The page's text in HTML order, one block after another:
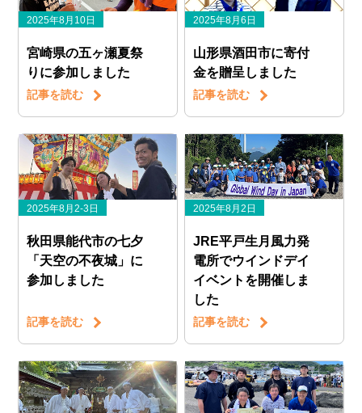
2025年8月10日
宮崎県の五ヶ瀬夏祭
りに参加しました
記事を読む
2025年8月6日
山形県酒田市に寄付
金を贈呈しました
記事を読む
2025年8月2-3日
秋田県能代市の七夕
「天空の不夜城」に
参加しました
記事を読む
2025年8月2日
JRE平戸生月風力発
電所でウインドデイ
イベントを開催しま
した
記事を読む